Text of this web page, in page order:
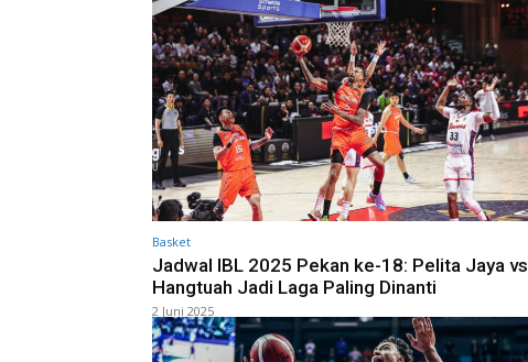
Basket
Jadwal IBL 2025 Pekan ke-18: Pelita Jaya vs
Hangtuah Jadi Laga Paling Dinanti
2 Juni 2025